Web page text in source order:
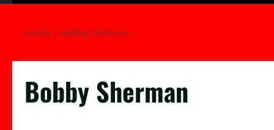
Domů Bobby Sherman
Bobby Sherman